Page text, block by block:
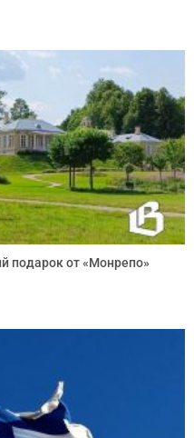
подарок от «Монрепо»